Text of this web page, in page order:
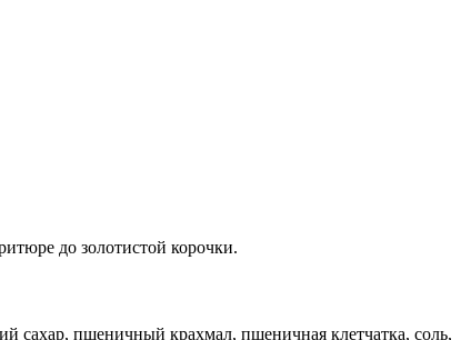
до золотистой корочки.
сахар, пшеничный крахмал, пшеничная клетчатка, соль,